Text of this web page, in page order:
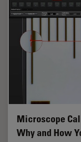
Microscope
Why and How